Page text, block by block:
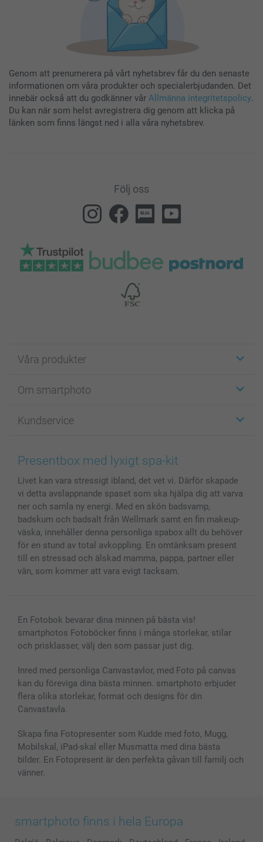
Genom att prenumerera på vårt nyhetsbrev får du den senaste
informationen om våra produkter och specialerbjudanden. Det
innebär också att du godkänner vår Allmänna integritetspolicy.
Du kan när som helst avregistrera dig genom att klicka på
länken som finns längst ned i alla våra nyhetsbrev.
Följ oss
Våra produkter
Fotokort
Fotoböcker
Bilder, Fotoförstoring & Fotohäften
Skal till Mobil & Surfplatta
MyNameBook
Fotoalmanackor & Fotoagenda
Fotoramar & Tillbehör
Presentkort
Alla fotoprodukter
Om smartphoto
För affiliates
Cookie Policy
Villkor och garantier
Investor Relations
Kundservice
smartgaranti
Priser & betalning
Status på beställningar
Presentbox med lyxigt spa-kit
Livet kan vara stressigt ibland, det vet vi. Därför skapade
vi detta avslappnande spaset som ska hjälpa dig att varva
ner och samla ny energi. Med en skön badsvamp,
badskum och badsalt från Wellmark samt en fin makeup-
väska, innehåller denna personliga spabox allt du behöver
för en stund av total avkoppling. En omtänksam present
till en stressad och älskad mamma, pappa, partner eller
vän, som kommer att vara evigt tacksam.
En Fotobok bevarar dina minnen på bästa vis!
smartphotos Fotoböcker finns i många storlekar, stilar
och prisklasser, välj den som passar just dig.
Inred med personliga Canvastavlor, med Foto på canvas
kan du föreviga dina bästa minnen. smartphoto erbjuder
flera olika storlekar, format och designs för din
Canvastavla.
Skapa fina Fotopresenter som Kudde med foto, Mugg,
Mobilskal, iPad-skal eller Musmatta med dina bästa
bilder. En Fotopresent är den perfekta gåvan till familj och
vänner.
smartphoto finns i hela Europa